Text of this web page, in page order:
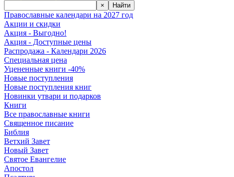
× Найти
Православные календари на 2027 год
Акции и скидки
Акция - Выгодно!
Акция - Доступные цены
Распродажа - Календари 2026
Специальная цена
Уцененные книги -40%
Новые поступления
Новые поступления книг
Новинки утвари и подарков
Книги
Все православные книги
Священное писание
Библия
Ветхий Завет
Новый Завет
Святое Евангелие
Апостол